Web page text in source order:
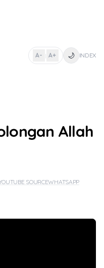
A- | A+ 🌙 INDEX
Allah
SOURCEWHATSAPP